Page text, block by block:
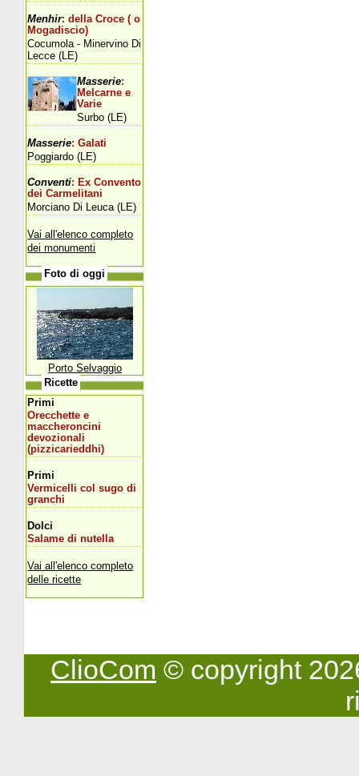
Menhir: della Croce ( o
Mogadiscio)
Cocumola - Minervino Di
Lecce (LE)
Masserie:
Melcarne e
Varie
Surbo (LE)
Masserie: Galati
Poggiardo (LE)
Conventi: Ex Convento
dei Carmelitani
Morciano Di Leuca (LE)
Vai all'elenco completo
dei monumenti
Foto di oggi
Porto Selvaggio
Ricette
Primi
Orecchette e
maccheroncini
devozionali
(pizzicarieddhi)
Primi
Vermicelli col sugo di
granchi
Dolci
Salame di nutella
Vai all'elenco completo
delle ricette
ClioCom © copyright